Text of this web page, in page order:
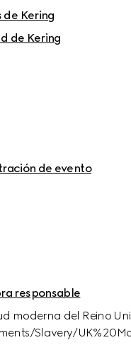
de Kering
de Kering
de evento
responsable
moderna del Reino
Slavery/